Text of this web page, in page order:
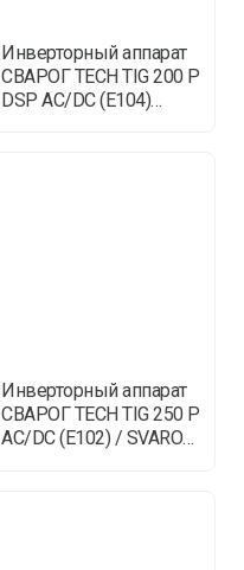
Инверторный аппарат
СВАРОГ TECH TIG 200 P
DSP AC/DC (E104)
Инверторный аппарат
СВАРОГ TECH TIG 250 P
AC/DC (E102) / SVAROG